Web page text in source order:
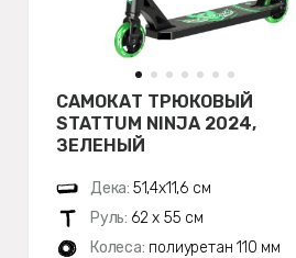
САМОКАТ ТРЮКОВЫЙ
STATTUM NINJA 2024,
ЗЕЛЕНЫЙ
Дека: 51,4х11,6 см
Руль: 62 х 55 см
Колеса: полиуретан 110 мм